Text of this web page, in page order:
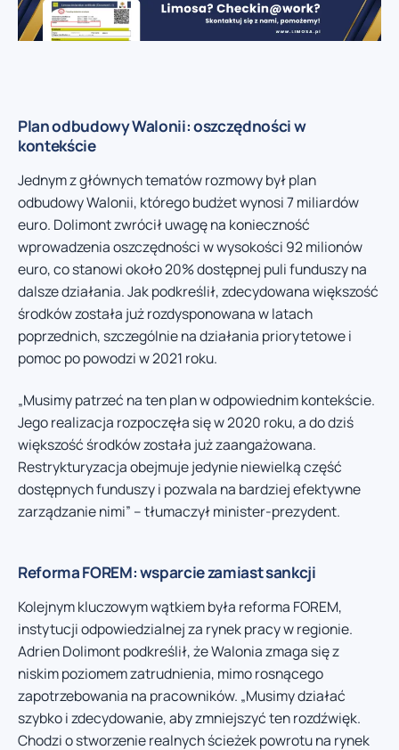
Plan odbudowy Walonii: oszczędności w
kontekście
Jednym z głównych tematów rozmowy był plan
odbudowy Walonii, którego budżet wynosi 7 miliardów
euro. Dolimont zwrócił uwagę na konieczność
wprowadzenia oszczędności w wysokości 92 milionów
euro, co stanowi około 20% dostępnej puli funduszy na
dalsze działania. Jak podkreślił, zdecydowana większość
środków została już rozdysponowana w latach
poprzednich, szczególnie na działania priorytetowe i
pomoc po powodzi w 2021 roku.
„Musimy patrzeć na ten plan w odpowiednim kontekście.
Jego realizacja rozpoczęła się w 2020 roku, a do dziś
większość środków została już zaangażowana.
Restrykturyzacja obejmuje jedynie niewielką część
dostępnych funduszy i pozwala na bardziej efektywne
zarządzanie nimi” – tłumaczył minister-prezydent.
Reforma FOREM: wsparcie zamiast sankcji
Kolejnym kluczowym wątkiem była reforma FOREM,
instytucji odpowiedzialnej za rynek pracy w regionie.
Adrien Dolimont podkreślił, że Walonia zmaga się z
niskim poziomem zatrudnienia, mimo rosnącego
zapotrzebowania na pracowników. „Musimy działać
szybko i zdecydowanie, aby zmniejszyć ten rozdźwięk.
Chodzi o stworzenie realnych ścieżek powrotu na rynek